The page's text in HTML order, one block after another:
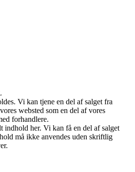
Vi kan tjene en del af salget fra
websted som en del af vores
forhandlere.
her. Vi kan få en del af salget
må ikke anvendes uden skriftlig